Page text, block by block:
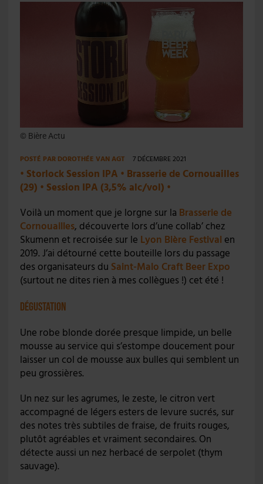
© Bière Actu
POSTÉ PAR DOROTHÉE VAN AGT 7 DÉCEMBRE 2021
• Storlock Session IPA • Brasserie de Cornouailles
(29) • Session IPA (3,5% alc/vol) •
Voilà un moment que je lorgne sur la Brasserie de
Cornouailles, découverte lors d’une collab’ chez
Skumenn et recroisée sur le Lyon Bière Festival en
2019. J’ai détourné cette bouteille lors du passage
des organisateurs du Saint-Malo Craft Beer Expo
(surtout ne dites rien à mes collègues !) cet été !
Dégustation
Une robe blonde dorée presque limpide, un belle
mousse au service qui s’estompe doucement pour
laisser un col de mousse aux bulles qui semblent un
peu grossières.
Un nez sur les agrumes, le zeste, le citron vert
accompagné de légers esters de levure sucrés, sur
des notes très subtiles de fraise, de fruits rouges,
plutôt agréables et vraiment secondaires. On
détecte aussi un nez herbacé de serpolet (thym
sauvage).